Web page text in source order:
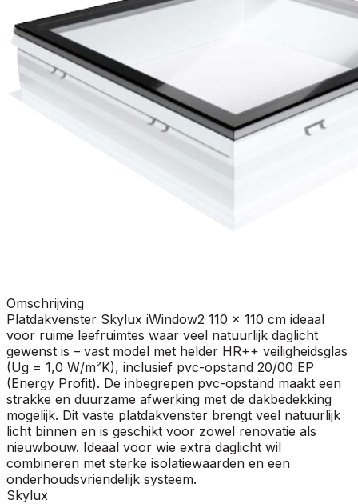
Omschrijving
Platdakvenster Skylux iWindow2 110 x 110 cm ideaal
voor ruime leefruimtes waar veel natuurlijk daglicht
gewenst is – vast model met helder HR++ veiligheidsglas
(Ug = 1,0 W/m²K), inclusief pvc-opstand 20/00 EP
(Energy Profit). De inbegrepen pvc-opstand maakt een
strakke en duurzame afwerking met de dakbedekking
mogelijk. Dit vaste platdakvenster brengt veel natuurlijk
licht binnen en is geschikt voor zowel renovatie als
nieuwbouw. Ideaal voor wie extra daglicht wil
combineren met sterke isolatiewaarden en een
onderhoudsvriendelijk systeem.
Skylux